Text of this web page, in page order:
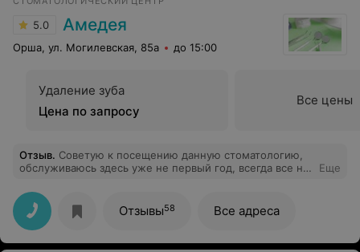
5.0 Амедея
Орша, ул. Могилевская, 85а до 15:00
Удаление зуба
Цена по запросу
Все цены
Отзыв. Советую к посещению данную стоматологию,
обслуживаюсь здесь уже не первый год, всегда все на
внимание к пациенту, все безопасно, особенно сейчас
во время пандемии. Спасибо за ваш профессионализм!
Еще
Отзывы58 Все адреса